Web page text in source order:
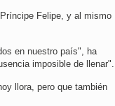
Felipe, y al mismo
en nuestro país", ha
imposible de llenar".
llora, pero que también